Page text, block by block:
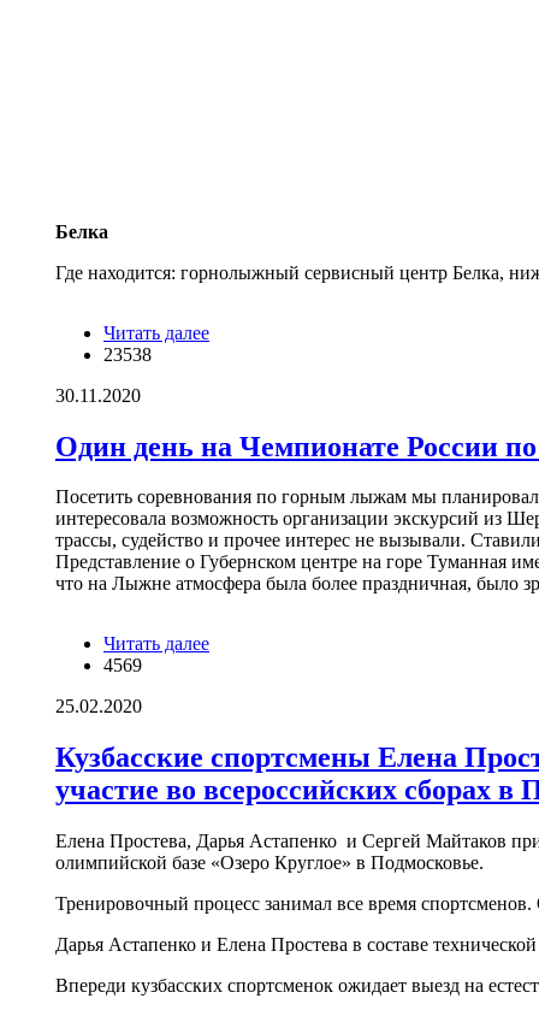
Белка
Где находится: горнолыжный сервисный центр Белка,
Читать далее
23538
30.11.2020
Один день на Чемпионате России
Посетить соревнования по горным лыжам мы
интересовала возможность организации экскурсий из
трассы, судейство и прочее интерес не вызывали.
Представление о Губернском центре на горе Туманная
что на Лыжне атмосфера была более праздничная, было
Читать далее
4569
25.02.2020
Кузбасские спортсмены Елена
участие во всероссийских сборах в
Елена Простева, Дарья Астапенко и Сергей Майтаков
олимпийской базе «Озеро Круглое» в Подмосковье.
Тренировочный процесс занимал все время
Дарья Астапенко и Елена Простева в составе
Впереди кузбасских спортсменок ожидает выезд на